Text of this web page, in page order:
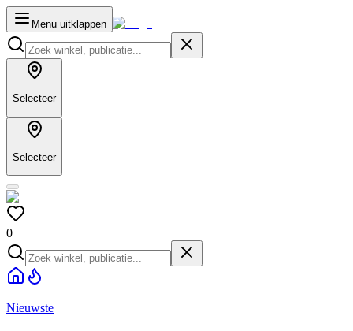
Menu uitklappen
Selecteer
Selecteer
0
Nieuwste